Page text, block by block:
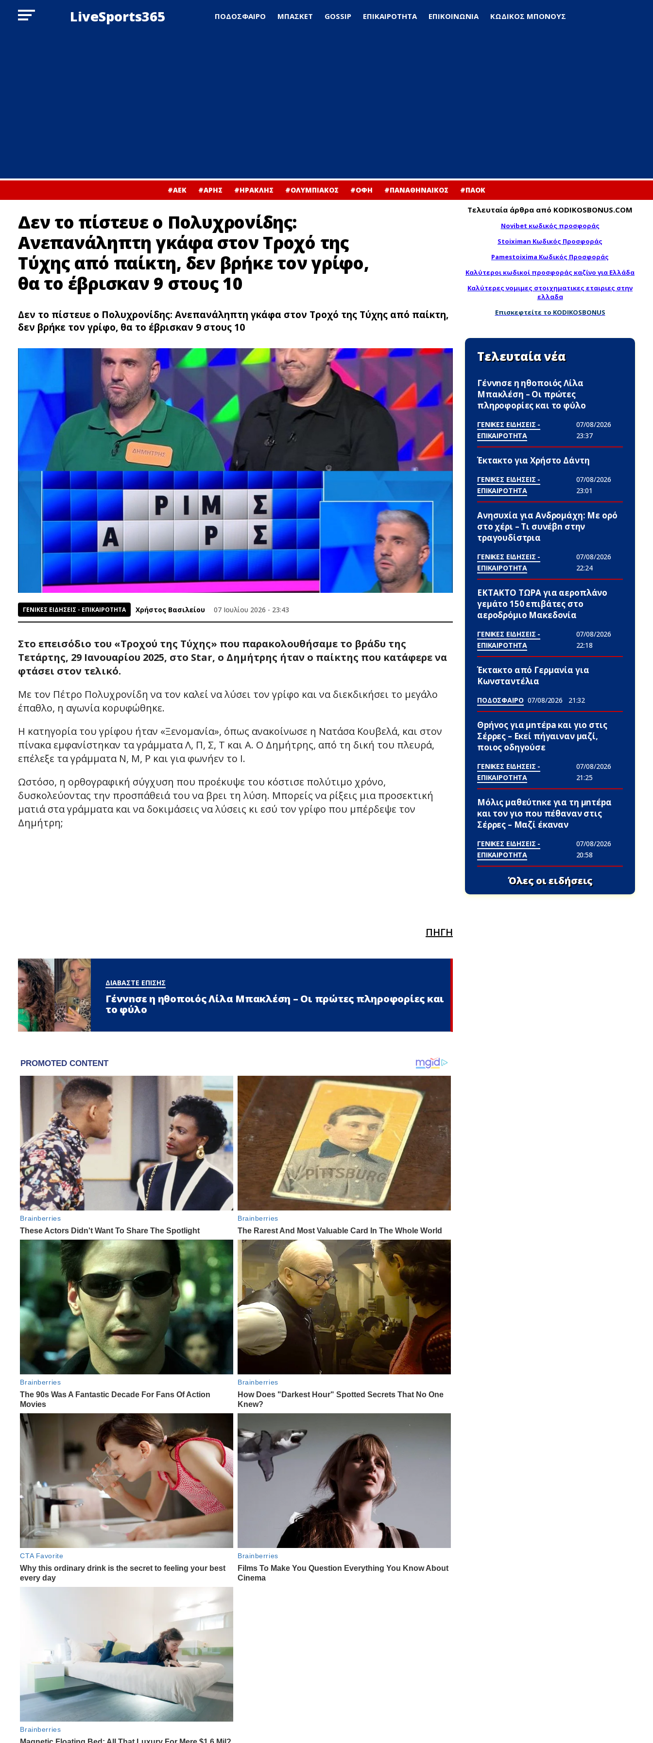
LiveSports365 ΠΟΔΟΣΦΑΙΡΟ ΜΠΑΣΚΕΤ GOSSIP ΕΠΙΚΑΙΡΟΤΗΤΑ ΕΠΙΚΟΙΝΩΝΙΑ ΚΩΔΙΚΟΣ ΜΠΟΝΟΥΣ
#ΑΕΚ #ΑΡΗΣ #ΗΡΑΚΛΗΣ #ΟΛΥΜΠΙΑΚΟΣ #ΟΦΗ #ΠΑΝΑΘΗΝΑΙΚΟΣ #ΠΑΟΚ
Δεν το πίστευε ο Πολυχρονίδης:
Ανεπανάληπτη γκάφα στον Τροχό της
Τύχης από παίκτη, δεν βρήκε τον γρίφο,
θα το έβρισκαν 9 στους 10
Δεν το πίστευε ο Πολυχρονίδης: Ανεπανάληπτη γκάφα στον Τροχό της Τύχης από παίκτη,
δεν βρήκε τον γρίφο, θα το έβρισκαν 9 στους 10
ΓΕΝΙΚΕΣ ΕΙΔΗΣΕΙΣ - ΕΠΙΚΑΙΡΟΤΗΤΑ Χρήστος Βασιλείου 07 Ιουλίου 2026 - 23:43
Στο επεισόδιο του «Τροχού της Τύχης» που παρακολουθήσαμε το βράδυ της
Τετάρτης, 29 Ιανουαρίου 2025, στο Star, ο Δημήτρης ήταν ο παίκτης που κατάφερε να
φτάσει στον τελικό.
Με τον Πέτρο Πολυχρονίδη να τον καλεί να λύσει τον γρίφο και να διεκδικήσει το μεγάλο
έπαθλο, η αγωνία κορυφώθηκε.
Η κατηγορία του γρίφου ήταν «Ξενομανία», όπως ανακοίνωσε η Νατάσα Κουβελά, και στον
πίνακα εμφανίστηκαν τα γράμματα Λ, Π, Σ, Τ και Α. Ο Δημήτρης, από τη δική του πλευρά,
επέλεξε τα γράμματα Ν, Μ, Ρ και για φωνήεν το Ι.
Ωστόσο, η ορθογραφική σύγχυση που προέκυψε του κόστισε πολύτιμο χρόνο,
δυσκολεύοντας την προσπάθειά του να βρει τη λύση. Μπορείς να ρίξεις μια προσεκτική
ματιά στα γράμματα και να δοκιμάσεις να λύσεις κι εσύ τον γρίφο που μπέρδεψε τον
Δημήτρη;
ΠΗΓΗ
ΔΙΑΒΑΣΤΕ ΕΠΙΣΗΣ
Γέννnσε η ηθοποιός Λίλα Μπακλέση – Οι πρώτες πληροφορίες και
το φύλο
Τελευταία άρθρα από KODIKOSBONUS.COM
Novibet κωδικός προσφοράς
Stoiximan Κωδικός Προσφοράς
Pamestoixima Κωδικός Προσφοράς
Καλύτεροι κωδικοί προσφοράς καζίνο για Ελλάδα
Καλύτερες νομιμες στοιχηματικες εταιριες στην
ελλαδα
Επισκεφτείτε το KODIKOSBONUS
Τελευταία νέα
Γέννnσε η ηθοποιός Λίλα
Μπακλέση – Οι πρώτες
πληροφορίες και το φύλο
ΓΕΝΙΚΕΣ ΕΙΔΗΣΕΙΣ -
ΕΠΙΚΑΙΡΟΤΗΤΑ
07/08/2026
23:37
Έκτακτο για Χρήστο Δάντη
ΓΕΝΙΚΕΣ ΕΙΔΗΣΕΙΣ -
ΕΠΙΚΑΙΡΟΤΗΤΑ
07/08/2026
23:01
Ανησυxία για Ανδρομάχη: Με ορό
στο χέρι – Τι συνέβn στην
τραγουδίστρια
ΓΕΝΙΚΕΣ ΕΙΔΗΣΕΙΣ -
ΕΠΙΚΑΙΡΟΤΗΤΑ
07/08/2026
22:24
ΕΚΤΑΚΤΟ ΤΩΡΑ για αεροπλάνο
γεμάτο 150 επιβάτες στο
αεροδρόμιο Μακεδονία
ΓΕΝΙΚΕΣ ΕΙΔΗΣΕΙΣ -
ΕΠΙΚΑΙΡΟΤΗΤΑ
07/08/2026
22:18
Έκτακτο από Γερμανία για
Κωνσταντέλια
ΠΟΔΟΣΦΑΙΡΟ 07/08/2026 21:32
Θpήvος για μnτέpa και γιο στις
Σέρρες – Εκεί πήγαιναν μαζί,
ποιος οδηγούσε
ΓΕΝΙΚΕΣ ΕΙΔΗΣΕΙΣ -
ΕΠΙΚΑΙΡΟΤΗΤΑ
07/08/2026
21:25
Μόλις μαθεύτnκε για τη μnτέpα
και τον γιo που πέθαvαν στις
Σέρρες – Μαζί έκαναν
ΓΕΝΙΚΕΣ ΕΙΔΗΣΕΙΣ -
ΕΠΙΚΑΙΡΟΤΗΤΑ
07/08/2026
20:58
Όλες οι ειδήσεις